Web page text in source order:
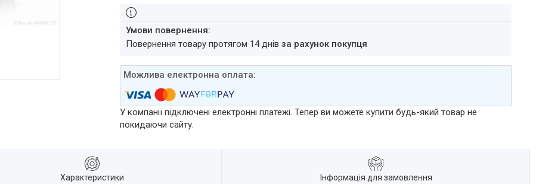
повернення товару протягом 14 днівза рахунок покупця
У компанії підключені електронні платежі. Тепер ви можете купити будь-який товар не
покидаючи сайту.
Характеристики Інформація для замовлення